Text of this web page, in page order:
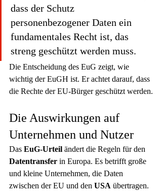
dass der Schutz
personenbezogener Daten ein
fundamentales Recht ist, das
streng geschützt werden muss.
Die Entscheidung des EuG zeigt, wie
wichtig der EuGH ist. Er achtet darauf, dass
die Rechte der EU-Bürger geschützt werden.
Die Auswirkungen auf
Unternehmen und Nutzer
Das EuG-Urteil ändert die Regeln für den
Datentransfer in Europa. Es betrifft große
und kleine Unternehmen, die Daten
zwischen der EU und den USA übertragen.